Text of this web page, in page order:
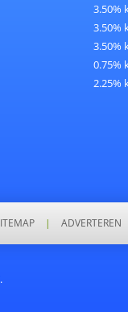
3.50%
3.50%
3.50%
0.75%
2.25%
| ADVERTEREN